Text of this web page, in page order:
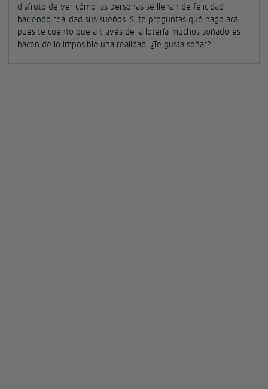
disfruto de ver cómo las personas se llenan de felicidad
haciendo realidad sus sueños. Si te preguntas qué hago acá,
pues te cuento que a través de la lotería muchos soñadores
hacen de lo imposible una realidad. ¿Te gusta soñar?